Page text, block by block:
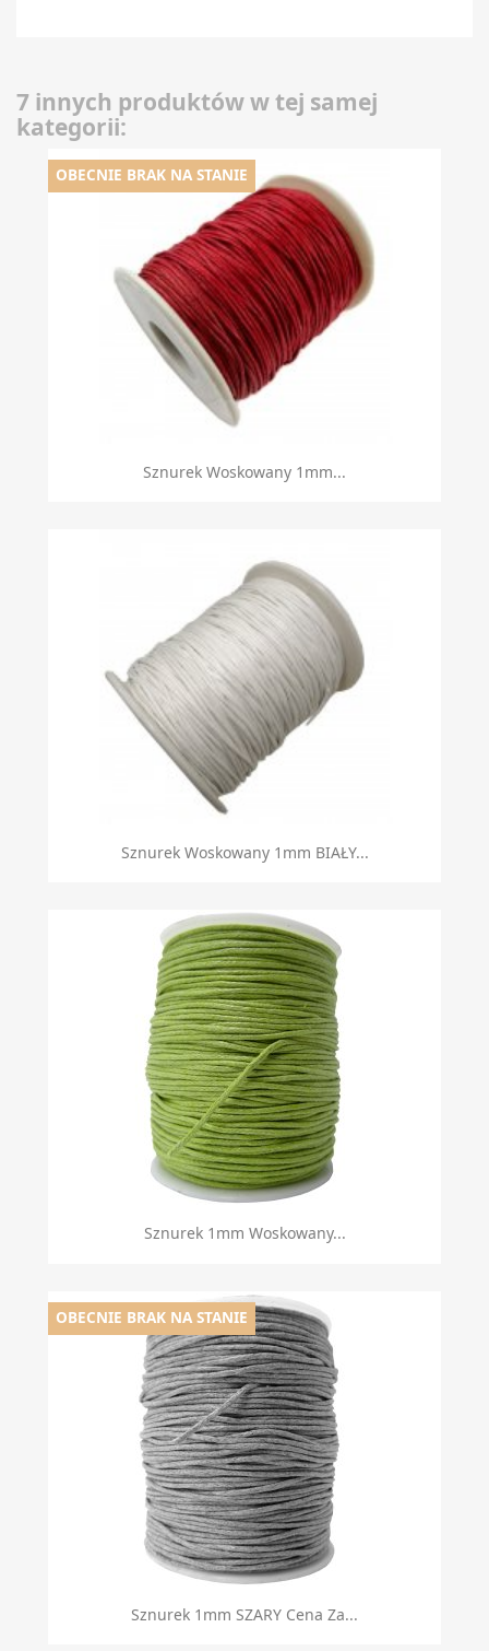
7 innych produktów w tej samej
kategorii:
Sznurek Woskowany 1mm...
OBECNIE BRAK NA STANIE
Sznurek Woskowany 1mm BIAŁY...
Sznurek 1mm Woskowany...
Sznurek 1mm SZARY Cena Za...
OBECNIE BRAK NA STANIE